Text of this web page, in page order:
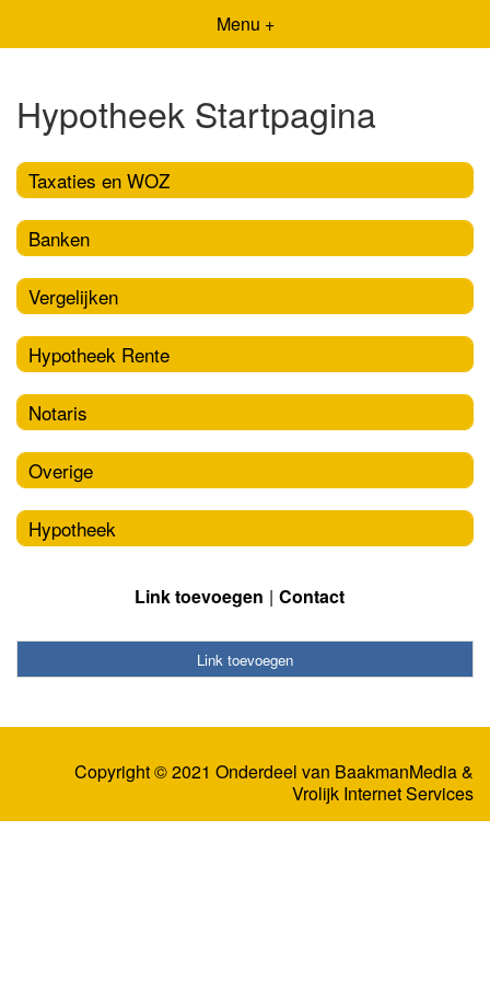
Menu +
Hypotheek Startpagina
Taxaties en WOZ
Banken
Vergelijken
Hypotheek Rente
Notaris
Overige
Hypotheek
Link toevoegen Contact
Link toevoegen
Copyright © 2021 Onderdeel van BaakmanMedia&
Vrolijk Internet Services